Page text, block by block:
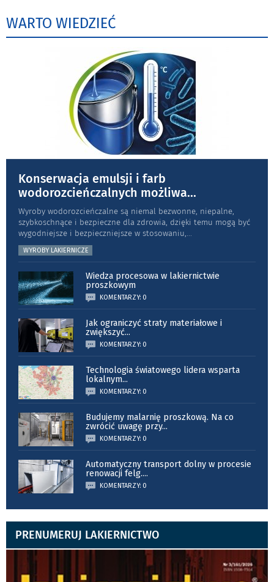
WARTO WIEDZIEĆ
Konserwacja emulsji i farb
wodorozcieńczalnych możliwa...
Wyroby wodorozcieńczalne są niemal bezwonne, niepalne,
szybkoschnące i bezpieczne dla zdrowia, dzięki temu mogą być
wygodniejsze i bezpieczniejsze w stosowaniu,
WYROBY LAKIERNICZE
Wiedza procesowa w lakiernictwie
proszkowym
KOMENTARZY: 0
Jak ograniczyć straty materiałowe i
zwiększyć...
KOMENTARZY: 0
Technologia światowego lidera wsparta
lokalnym...
KOMENTARZY: 0
Budujemy malarnię proszkową. Na co
zwrócić uwagę przy...
KOMENTARZY: 0
Automatyczny transport dolny w procesie
renowacji felg....
KOMENTARZY: 0
PRENUMERUJ LAKIERNICTWO